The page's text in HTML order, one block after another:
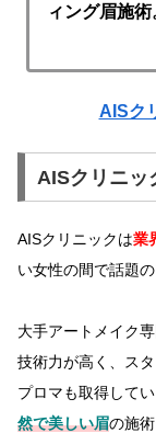
ィング眉施術
AISク
AISクリニッ
AISクリニックは業
い女性の間で話題
大手アートメイク
技術力が高く、ス
プロマも取得してい
然で美しい眉の施術